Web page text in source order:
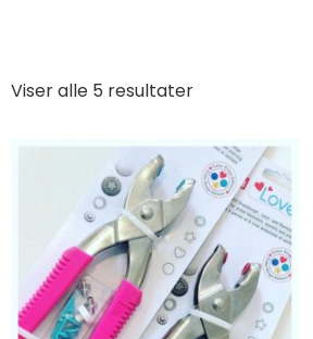
Viser alle 5 resultater